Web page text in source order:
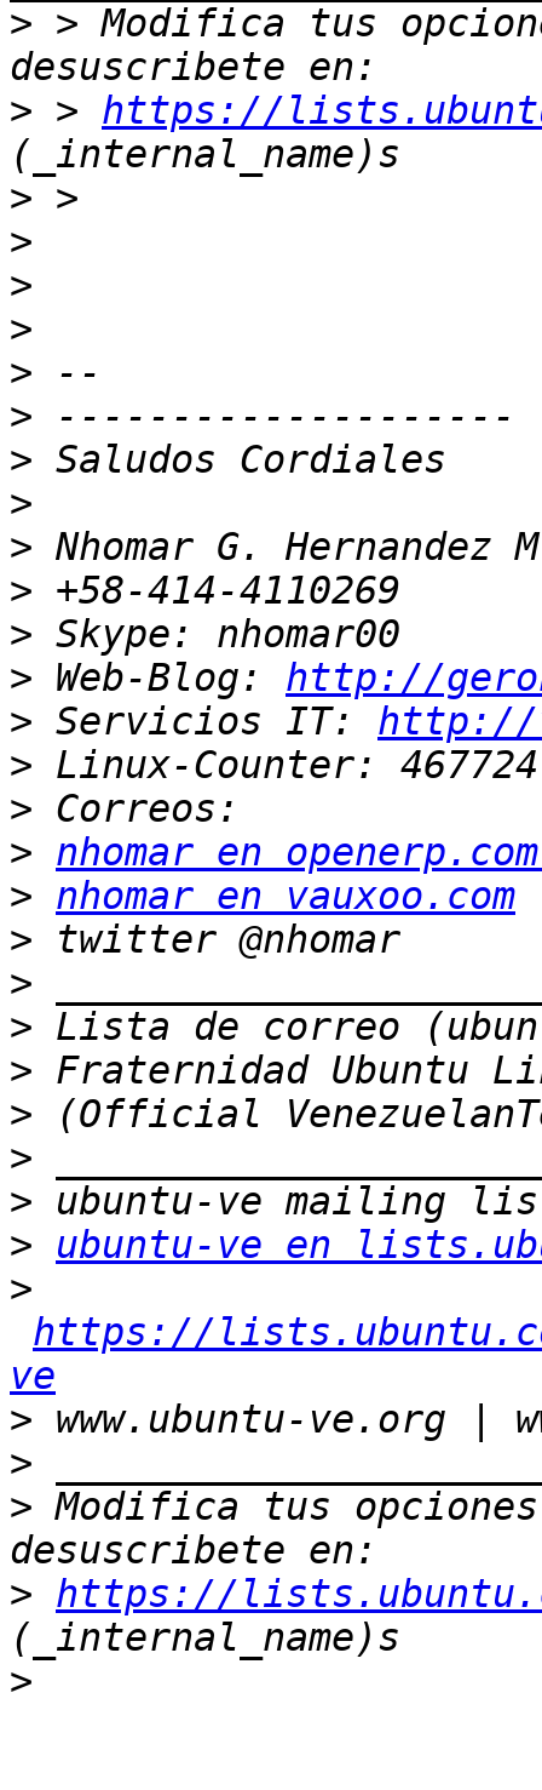
> > Modifica tus
> > https://
>
>
>
>
>
>
>
>
>
>
>
> Web-Blog: http://
> Servicios IT: http://
>
>
> nhomar en
> nhomar en vauxoo.com
>
>
>
>
>
>
>
>
ubuntu-ve en
>
https://
ve
>
>
> Modifica tus
> https://
>